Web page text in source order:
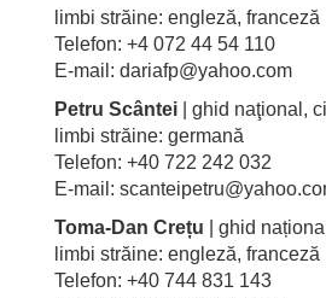
limbi străine: engleză, franceză
Telefon: +4 072 44 54 110
E-mail: dariafp@yahoo.com
Petru Scântei | ghid naţional,
limbi străine: germană
Telefon: +40 722 242 032
E-mail:
Toma-Dan Crețu | ghid
limbi străine: engleză,
Telefon: +40 744 831 143